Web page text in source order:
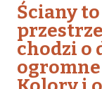
Ściany
chodzi o